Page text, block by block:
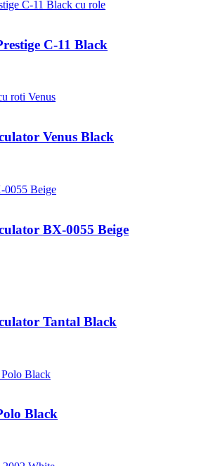
C-11 Black
Venus Black
BX-0055 Beige
Tantal Black
Black